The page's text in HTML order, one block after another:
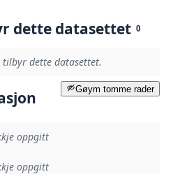
dette datasettet 0
dette datasettet.
Gøym tomme rader
oppgitt
oppgitt